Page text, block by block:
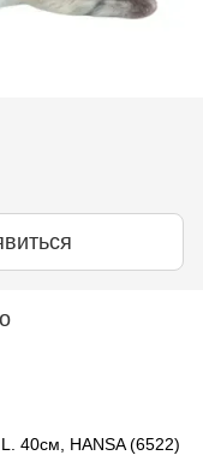
L. 40см, HANSA (6522)